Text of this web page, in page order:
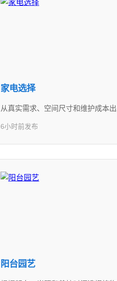
家电选择
从真实需求、空间尺寸和维护成本
6小时前发布
阳台园艺